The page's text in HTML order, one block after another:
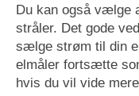
Du kan også vælge
stråler. Det gode
sælge strøm til din
elmåler fortsætte
hvis du vil vide